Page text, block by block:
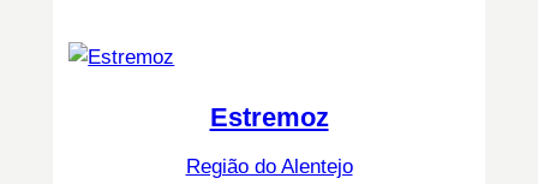
Estremoz
Região do Alentejo